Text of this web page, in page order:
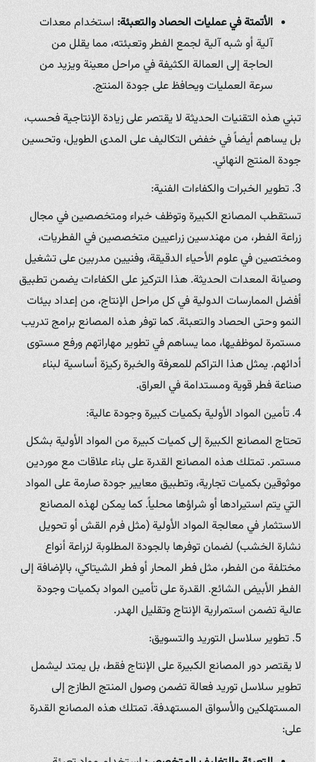
الأتمتة في عمليات الحصاد والتعبئة:استخدام معدات
آلية أو شبه آلية لجمع الفطر وتعبئته، مما يقلل من
الحاجة إلى العمالة الكثيفة في مراحل معينة ويزيد من
سرعة العمليات ويحافظ على جودة المنتج.
تبني هذه التقنيات الحديثة لا يقتصر على زيادة الإنتاجية فحسب،
بل يساهم أيضاً في خفض التكاليف على المدى الطويل، وتحسين
جودة المنتج النهائي.
3. تطوير الخبرات والكفاءات الفنية:
تستقطب المصانع الكبيرة وتوظف خبراء ومتخصصين في مجال
زراعة الفطر، من مهندسين زراعيين متخصصين في الفطريات،
ومختصين في علوم الأحياء الدقيقة، وفنيين مدربين على تشغيل
وصيانة المعدات الحديثة. هذا التركيز على الكفاءات يضمن تطبيق
أفضل الممارسات الدولية في كل مراحل الإنتاج، من إعداد بيئات
النمو وحتى الحصاد والتعبئة. كما توفر هذه المصانع برامج تدريب
مستمرة لموظفيها، مما يساهم في تطوير مهاراتهم ورفع مستوى
أدائهم. يمثل هذا التراكم للمعرفة والخبرة ركيزة أساسية لبناء
صناعة فطر قوية ومستدامة في العراق.
4. تأمين المواد الأولية بكميات كبيرة وجودة عالية:
تحتاج المصانع الكبيرة إلى كميات كبيرة من المواد الأولية بشكل
مستمر. تمتلك هذه المصانع القدرة على بناء علاقات مع موردين
موثوقين بكميات تجارية، وتطبيق معايير جودة صارمة على المواد
التي يتم استيرادها أو شراؤها محلياً. كما يمكن لهذه المصانع
الاستثمار في معالجة المواد الأولية (مثل فرم القش أو تحويل
نشارة الخشب) لضمان توفرها بالجودة المطلوبة لزراعة أنواع
مختلفة من الفطر، مثل فطر المحار أو فطر الشيتاكي، بالإضافة إلى
الفطر الأبيض الشائع. القدرة على تأمين المواد بكميات وجودة
عالية تضمن استمرارية الإنتاج وتقليل الهدر.
5. تطوير سلاسل التوريد والتسويق:
لا يقتصر دور المصانع الكبيرة على الإنتاج فقط، بل يمتد ليشمل
تطوير سلاسل توريد فعالة تضمن وصول المنتج الطازج إلى
المستهلكين والأسواق المستهدفة. تمتلك هذه المصانع القدرة
على: